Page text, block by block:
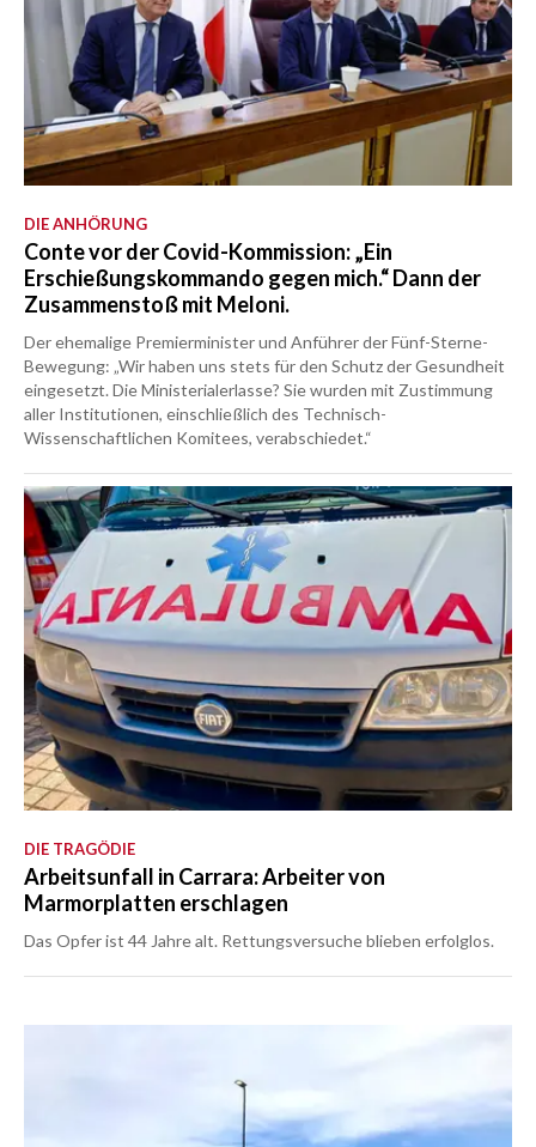
DIE ANHÖRUNG
Conte vor der Covid-Kommission: „Ein
Erschießungskommando gegen mich.“ Dann der
Zusammenstoß mit Meloni.
Der ehemalige Premierminister und Anführer der Fünf-Sterne-
Bewegung: „Wir haben uns stets für den Schutz der Gesundheit
eingesetzt. Die Ministerialerlasse? Sie wurden mit Zustimmung
aller Institutionen, einschließlich des Technisch-
Wissenschaftlichen Komitees, verabschiedet.“
DIE TRAGÖDIE
Arbeitsunfall in Carrara: Arbeiter von
Marmorplatten erschlagen
Das Opfer ist 44 Jahre alt. Rettungsversuche blieben erfolglos.